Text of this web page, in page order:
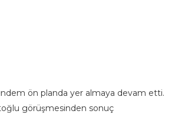
ön planda yer almaya devam etti.
görüşmesinden sonuç